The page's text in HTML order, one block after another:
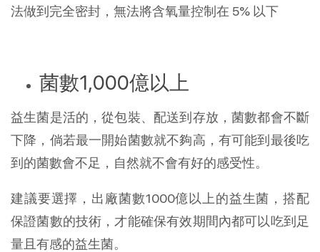
法做到完全密封，無法將含氧量控制在 5% 以下
菌數1,000億以上
益生菌是活的，從包裝、配送到存放，菌數都會不斷
下降，倘若最一開始菌數就不夠高，有可能到最後吃
到的菌數會不足，自然就不會有好的感受性。
建議要選擇，出廠菌數1000億以上的益生菌，搭配
保證菌數的技術，才能確保有效期間內都可以吃到足
量且有感的益生菌。